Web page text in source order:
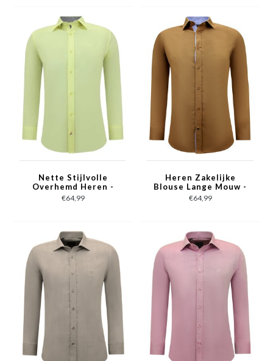
Nette Stijlvolle
Overhemd Heren -
Slim Fit Blouse
Stretch - Geel
€64,99
Heren Zakelijke
Blouse Lange Mouw -
Nette Slim Fit
Overhemd - Bruin
€64,99